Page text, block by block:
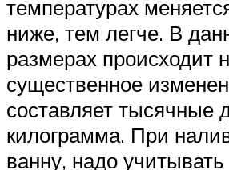
температурах
ниже, тем легче. В
размерах происходит
существенное
составляет тысячные
килограмма. При
ванну, надо учитывать